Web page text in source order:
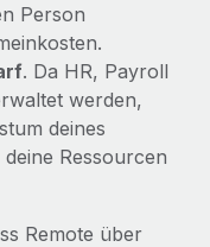
Person
. Da HR, Payroll
werden,
deines
Ressourcen
Remote über